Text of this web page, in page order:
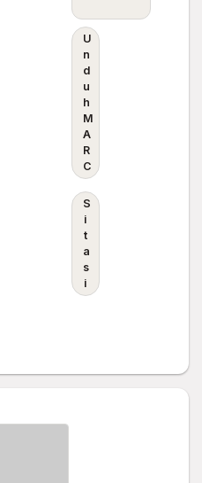
U
n
d
u
h
M
A
R
C
S
i
t
a
s
i